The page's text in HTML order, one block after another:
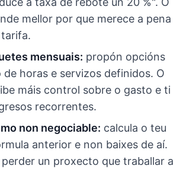
mellor por que merece a pena
mensuais: propón opcións
de horas e servizos definidos. O
máis control sobre o gasto e ti
recorrentes.
non negociable: calcula o teu
anterior e non baixes de aí.
un proxecto que traballar a